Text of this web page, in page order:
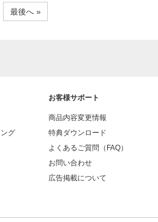
最後へ »
グ
お客様サポート
商品内容変更情報
特典ダウンロード
よくあるご質問（FAQ）
お問い合わせ
広告掲載について